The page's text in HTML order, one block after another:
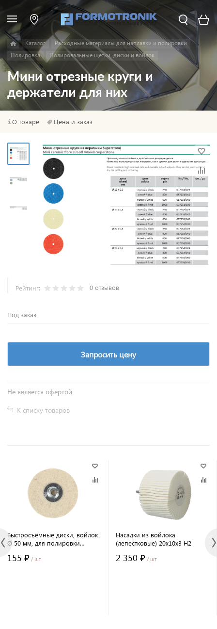
Каталог
Расходные материалы для наплавки и полировки
Полировка
Полировальные щетки, диски и войлок
Мини отрезные круги и
держатели для них
О товаре Цена и заказ
Рейтинг: 0 отзывов
Под заказ
Запросить цену
Не является офертой
К списку товаров
Быстросъёмные диски, войлок
Ø 50 мм, для полировки
155 ₽ / шт
Насадки из войлока
(лепестковые) 20х10х3 H2
2 350 ₽ / шт